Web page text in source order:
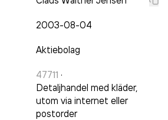
2003-08-04
Aktiebolag
47711 ·
Detaljhandel med kläder,
utom via internet eller
postorder